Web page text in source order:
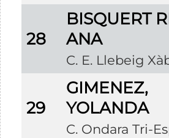
28
BISQUERT
ANA
C. E. Llebeig
29
GIMENEZ,
YOLANDA
C. Ondara Tri-